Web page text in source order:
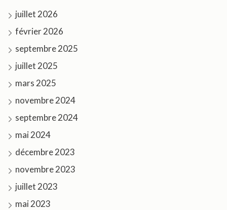
juillet 2026
février 2026
septembre 2025
juillet 2025
mars 2025
novembre 2024
septembre 2024
mai 2024
décembre 2023
novembre 2023
juillet 2023
mai 2023